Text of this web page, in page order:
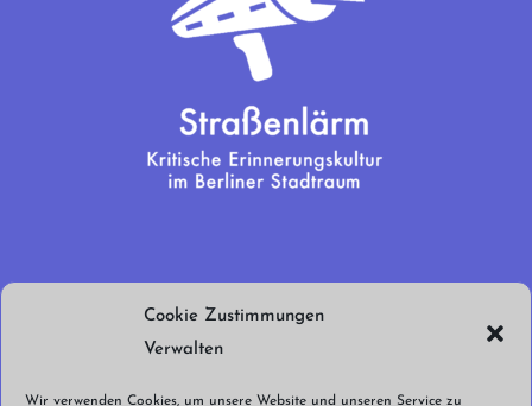
Cookie Zustimmungen
Verwalten
Wir verwenden Cookies, um unsere Website und unseren Service zu
Wir brauchen
euren Support!
Jetzt spenden!